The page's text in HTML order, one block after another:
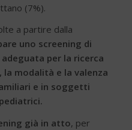
(7%).
a partire dalla
uno screening di
per la ricerca
modalità e la valenza
e in soggetti
già in atto, per